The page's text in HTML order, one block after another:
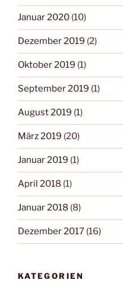
Januar 2020 (10)
Dezember 2019 (2)
Oktober 2019 (1)
September 2019 (1)
August 2019 (1)
März 2019 (20)
Januar 2019 (1)
April 2018 (1)
Januar 2018 (8)
Dezember 2017 (16)
KATEGORIEN